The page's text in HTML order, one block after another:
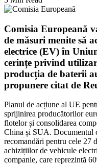
Comisia Europeană
de măsuri menite să
electrice (EV) în
cerințe privind
producția de baterii
propunere citat de
Planul de acțiune al UE
sprijinirea producătorilor
flotelor și consolidarea
China și SUA. Documentul
recomandări pentru cele 27
achizițiilor de vehicule
companie, care reprezintă